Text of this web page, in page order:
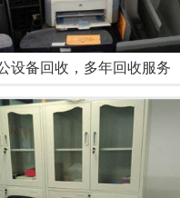
设备回收，多年回收服务